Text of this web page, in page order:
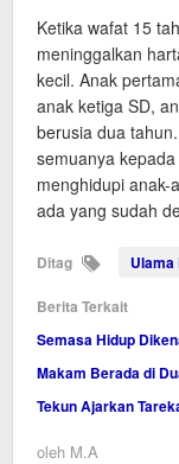
Ketika wafat 15
meninggalkan
kecil. Anak
anak ketiga SD,
berusia dua
semuanya
menghidupi anak-
ada yang sudah
Ditag
Berita Terkait
Semasa Hidup
Makam Berada di
Tekun Ajarkan
oleh M.A